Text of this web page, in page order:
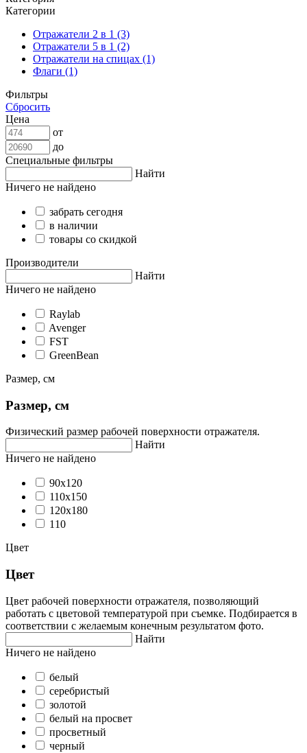
Категории
Отражатели 2 в 1 (3)
Отражатели 5 в 1 (2)
Отражатели на спицах (1)
Флаги (1)
Фильтры
Сбросить
Цена
от
до
Специальные фильтры
Найти
Ничего не найдено
забрать сегодня
в наличии
товары со скидкой
Производители
Найти
Ничего не найдено
Raylab
Avenger
FST
GreenBean
Размер, см
Размер, см
Физический размер рабочей поверхности отражателя.
Найти
Ничего не найдено
90х120
110х150
120x180
110
Цвет
Цвет
Цвет рабочей поверхности отражателя, позволяющий
работать с цветовой температурой при съемке. Подбирается в
соответствии с желаемым конечным результатом фото.
Найти
Ничего не найдено
белый
серебристый
золотой
белый на просвет
просветный
черный